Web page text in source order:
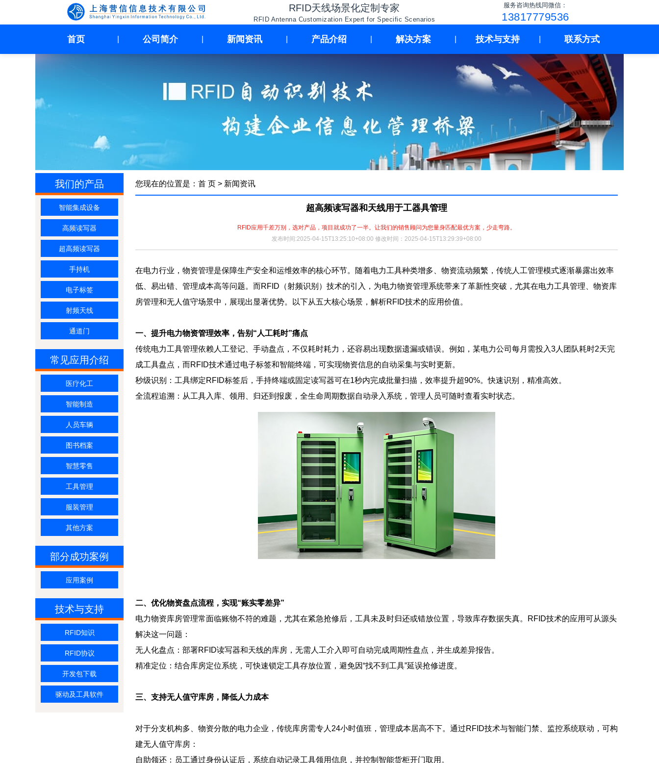
RFID天线场景化定制专家
RFID Antenna Customization Expert for Specific Scenarios
服务咨询热线同微信：
13817779536
首页 公司简介 新闻资讯 产品介绍 解决方案 技术与支持 联系方式
我们的产品
智能集成设备
高频读写器
超高频读写器
手持机
电子标签
射频天线
通道门
常见应用介绍
医疗化工
智能制造
人员车辆
图书档案
智慧零售
工具管理
服装管理
其他方案
部分成功案例
应用案例
技术与支持
RFID知识
RFID协议
开发包下载
驱动及工具软件
您现在的位置是： 首 页 > 新闻资讯
超高频读写器和天线用于工器具管理
RFID应用千差万别，选对产品，项目就成功了一半。让我们的销售顾问为您量身匹配最优方案，少走弯路。
发布时间:2025-04-15T13:25:10+08:00 修改时间：2025-04-15T13:29:39+08:00
在电力行业，物资管理是保障生产安全和运维效率的核心环节。随着电力工具种类增多、物资流动频繁，传统人工管理模式逐渐暴露出效率
低、易出错、管理成本高等问题。而RFID（射频识别）技术的引入，为电力物资管理系统带来了革新性突破，尤其在电力工具管理、物资库
房管理和无人值守场景中，展现出显著优势。以下从五大核心场景，解析RFID技术的应用价值。
一、提升电力物资管理效率，告别“人工耗时”痛点
传统电力工具管理依赖人工登记、手动盘点，不仅耗时耗力，还容易出现数据遗漏或错误。例如，某电力公司每月需投入3人团队耗时2天完
成工具盘点，而RFID技术通过电子标签和智能终端，可实现物资信息的自动采集与实时更新。
秒级识别：工具绑定RFID标签后，手持终端或固定读写器可在1秒内完成批量扫描，效率提升超90%。快速识别，精准高效。
全流程追溯：从工具入库、领用、归还到报废，全生命周期数据自动录入系统，管理人员可随时查看实时状态。
二、优化物资盘点流程，实现“账实零差异”
电力物资库房管理常面临账物不符的难题，尤其在紧急抢修后，工具未及时归还或错放位置，导致库存数据失真。RFID技术的应用可从源头
解决这一问题：
无人化盘点：部署RFID读写器和天线的库房，无需人工介入即可自动完成周期性盘点，并生成差异报告。
精准定位：结合库房定位系统，可快速锁定工具存放位置，避免因“找不到工具”延误抢修进度。
三、支持无人值守库房，降低人力成本
对于分支机构多、物资分散的电力企业，传统库房需专人24小时值班，管理成本居高不下。通过RFID技术与智能门禁、监控系统联动，可构
建无人值守库房：
自助领还：员工通过身份认证后，系统自动记录工具领用信息，并控制智能货柜开门取用。